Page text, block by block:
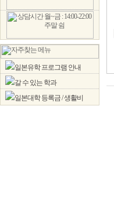
일본유학 프로그램 안내
갈 수 있는 학과
일본대학 등록금 / 생활비